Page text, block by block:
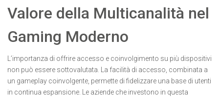
Valore della Multicanalità nel
Gaming Moderno
L’importanza di offrire accesso e coinvolgimento su più dispositivi
non può essere sottovalutata. La facilità di accesso, combinata a
un gameplay coinvolgente, permette di fidelizzare una base di utenti
in continua espansione. Le aziende che investono in questa